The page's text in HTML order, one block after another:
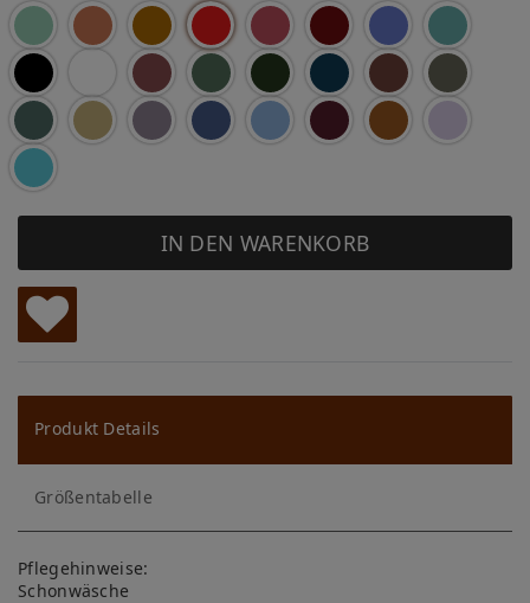
IN DEN WARENKORB
W
u
ns
ch
lis
te
Produkt Details
Größentabelle
Pflegehinweise:
Schonwäsche